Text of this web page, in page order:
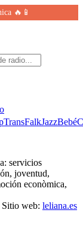
🔥📱
TransFalkJazzBebé
servicios
joventud,
econòmica,
Sitio web: leliana.es